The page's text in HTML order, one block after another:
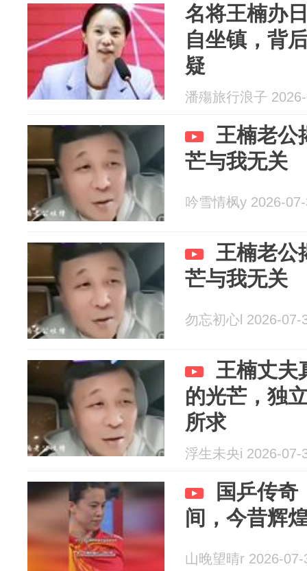
名将王楠办
自坐镇，背
疑
潘殤旅行浪子
王楠老公
芒与我无关
吟雪情枫y 2026-
王楠老公
芒与我无关
勿忘初心l 2026-07-
王楠丈夫
的光芒，独
所求
浮生未央i 2026-07-
国乒传奇
间，今昔辉
山晚望晴r 2026-07-